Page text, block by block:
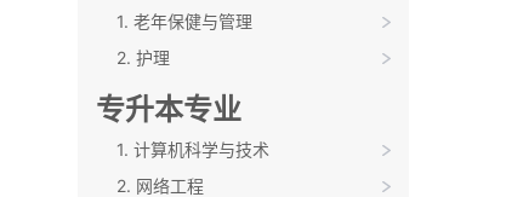
1. 老年保健与管理
2. 护理
专升本专业
1. 计算机科学与技术
2. 网络工程